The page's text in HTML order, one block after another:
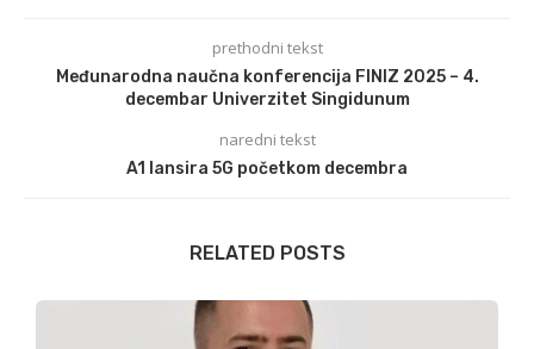
prethodni tekst
Međunarodna naučna konferencija FINIZ 2025 – 4.
decembar Univerzitet Singidunum
naredni tekst
A1 lansira 5G početkom decembra
RELATED POSTS